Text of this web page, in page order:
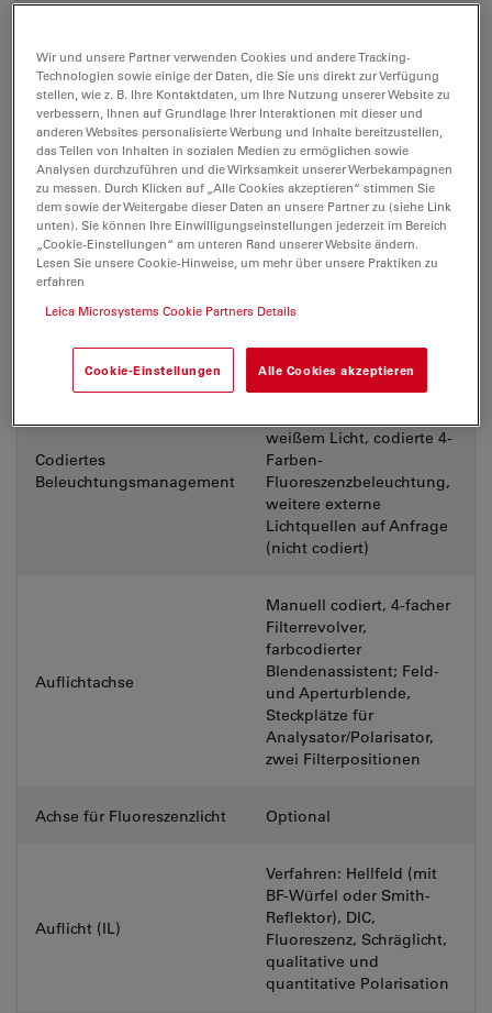
Okulare (FOV) 20 / 22 / 25 mm
Tuben
Phototuben 50/50 mit
festem Port, 100/50/0 mit
festem Port, 100/50/0 mit
variablem Port
Digitalversion
Digitalversion mit 10-Zoll-
Bildschirm/-Tablet
Ergonomisches Zubehör
Breites Sortiment mit
erhältlich (ErgoTubes,
Codiertes
Beleuchtungsmanagement
Auflicht und Durchlicht:
weißem Licht, codierte 4-
Farben-
Fluoreszenzbeleuchtung,
weitere externe
Lichtquellen auf Anfrage
(nicht codiert)
Auflichtachse
Manuell codiert, 4-facher
Filterrevolver,
farbcodierter
Blendenassistent; Feld-
und Aperturblende,
Steckplätze für
Analysator/Polarisator,
zwei Filterpositionen
Achse für Fluoreszenzlicht Optional
Auflicht (IL)
Verfahren: Hellfeld (mit
BF-Würfel oder Smith-
Reflektor), DIC,
Fluoreszenz, Schräglicht,
qualitative und
quantitative Polarisation
Wir und unsere Partner verwenden Cookies und andere Tracking-
Technologien sowie einige der Daten, die Sie uns direkt zur Verfügung
stellen, wie z. B. Ihre Kontaktdaten, um Ihre Nutzung unserer Website zu
verbessern, Ihnen auf Grundlage Ihrer Interaktionen mit dieser und
anderen Websites personalisierte Werbung und Inhalte bereitzustellen,
das Teilen von Inhalten in sozialen Medien zu ermöglichen sowie
Analysen durchzuführen und die Wirksamkeit unserer Werbekampagnen
zu messen. Durch Klicken auf „Alle Cookies akzeptieren“ stimmen Sie
dem sowie der Weitergabe dieser Daten an unsere Partner zu (siehe Link
unten). Sie können Ihre Einwilligungseinstellungen jederzeit im Bereich
„Cookie-Einstellungen“ am unteren Rand unserer Website ändern.
Lesen Sie unsere Cookie-Hinweise, um mehr über unsere Praktiken zu
erfahren
Leica Microsystems Cookie Partners Details
Cookie-Einstellungen Alle Cookies akzeptieren